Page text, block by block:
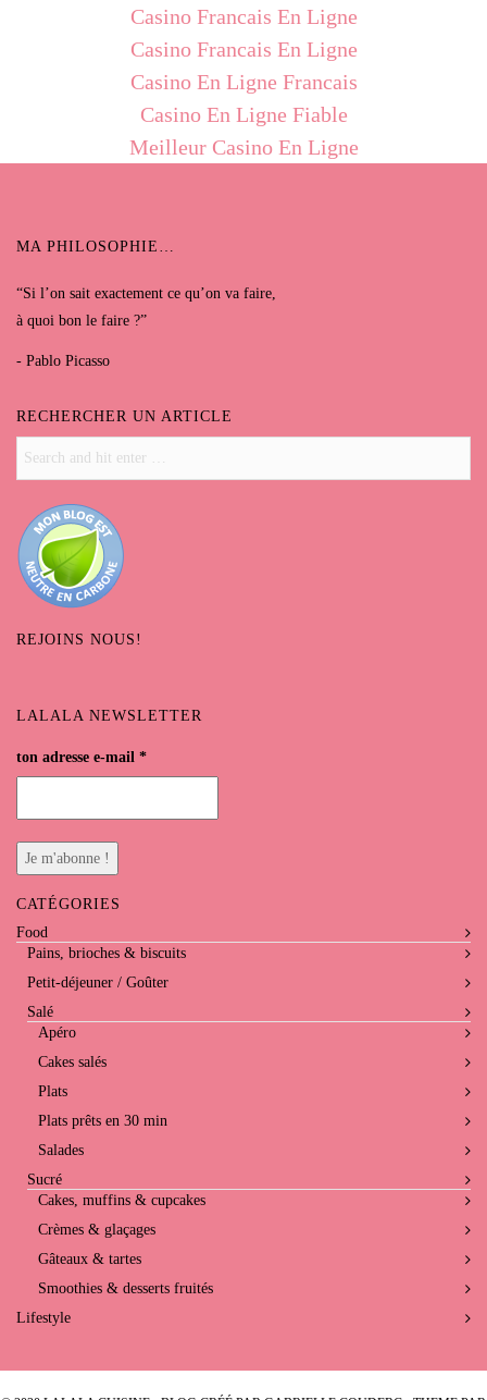
Casino Francais En Ligne
Casino Francais En Ligne
Casino En Ligne Francais
Casino En Ligne Fiable
Meilleur Casino En Ligne
MA PHILOSOPHIE…
“Si l’on sait exactement ce qu’on va faire,
à quoi bon le faire ?”
- Pablo Picasso
RECHERCHER UN ARTICLE
REJOINS NOUS!
LALALA NEWSLETTER
ton adresse e-mail *
CATÉGORIES
Food
Pains, brioches & biscuits
Petit-déjeuner / Goûter
Salé
Apéro
Cakes salés
Plats
Plats prêts en 30 min
Salades
Sucré
Cakes, muffins & cupcakes
Crèmes & glaçages
Gâteaux & tartes
Smoothies & desserts fruités
Lifestyle